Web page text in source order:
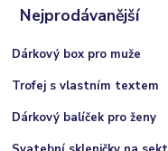
Nejprodávanější
Dárkový box pro muže
Trofej s vlastním textem
Dárkový balíček pro ženy